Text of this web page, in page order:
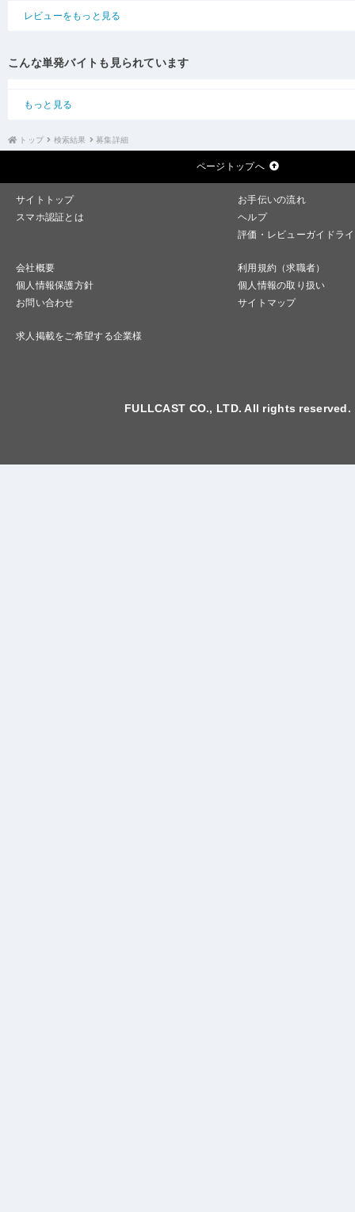
レビューをもっと見る
こんな単発バイトも見られています
もっと見る
トップ 検索結果 募集詳細
ページトップへ
サイトトップ
お手伝いの流れ
スマホ認証とは
ヘルプ
評価・レビューガイドラ
会社概要
利用規約（求職者）
個人情報保護方針
個人情報の取り扱い
お問い合わせ
サイトマップ
求人掲載をご希望する企業様
FULLCAST CO., LTD. All rights reserved.